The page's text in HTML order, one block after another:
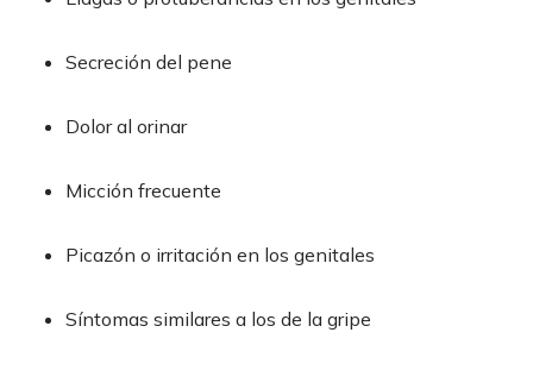
Secreción del pene
Dolor al orinar
Micción frecuente
Picazón o irritación en los genitales
Síntomas similares a los de la gripe